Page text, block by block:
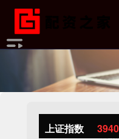
上证指数